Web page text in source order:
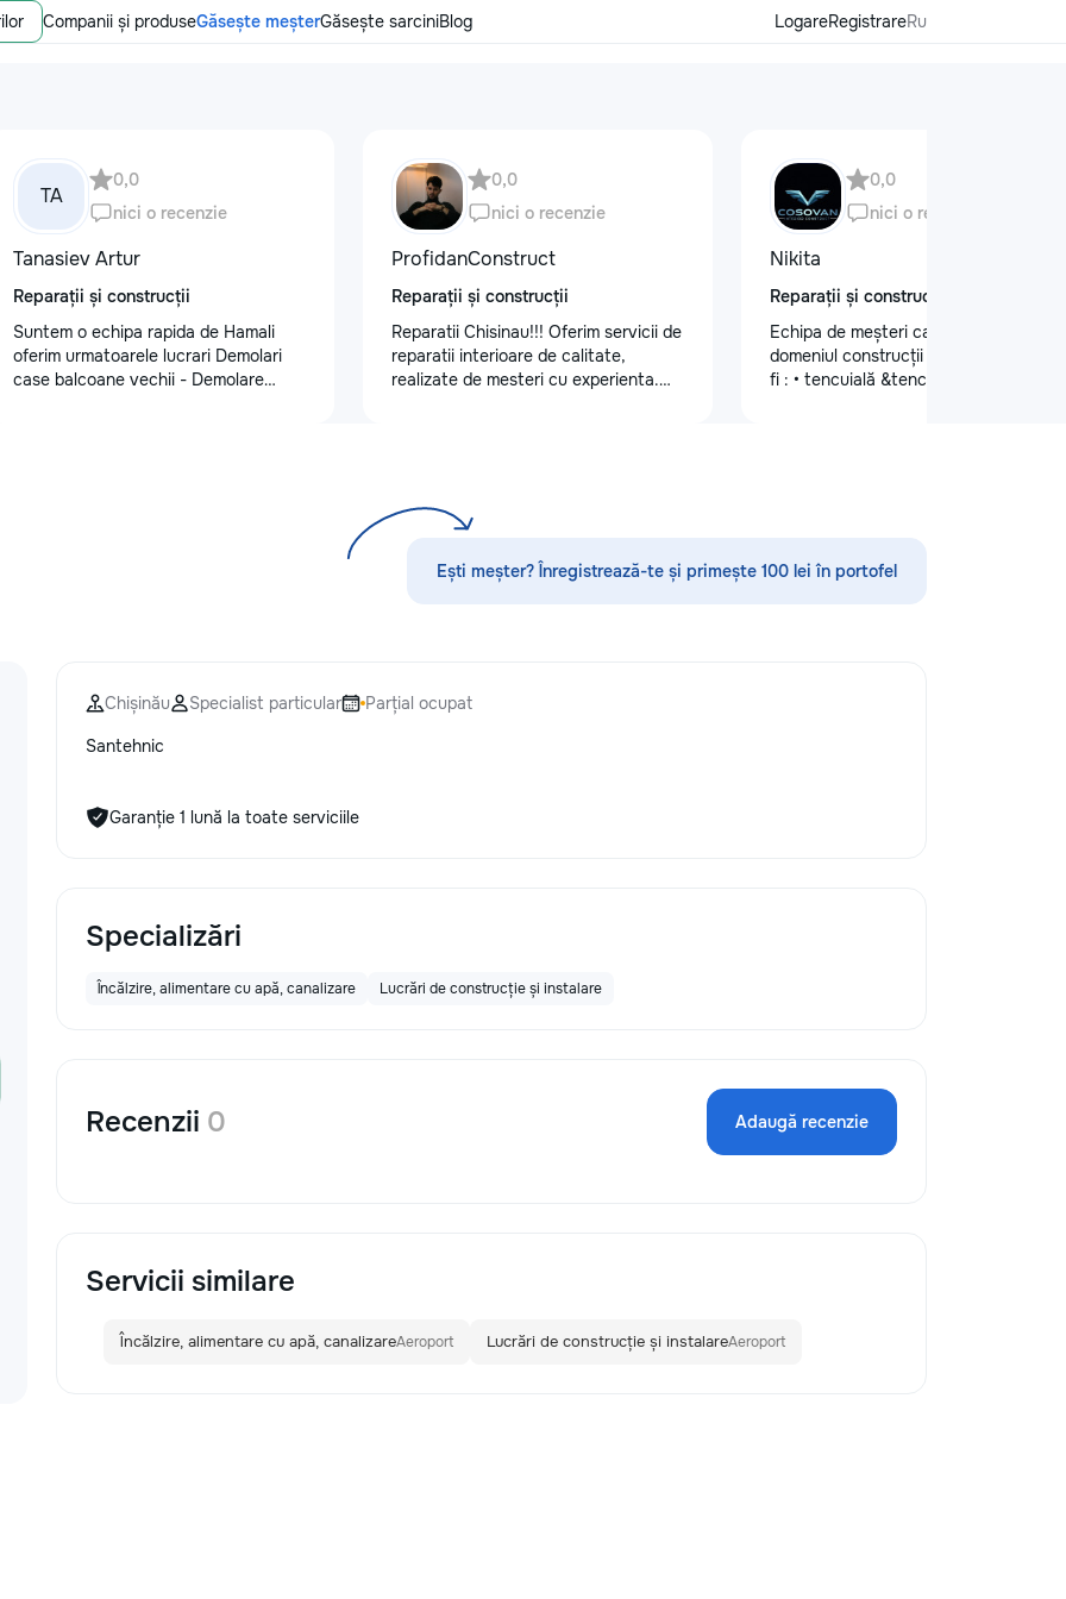
Companii și produseGăsește meșterGăsește sarciniBlog LogareRegistrareRu
TA
0,0
nici o recenzie
Tanasiev Artur
Reparații și construcții
Suntem o echipa rapida de Hamali
oferim urmatoarele lucrari Demolari
case balcoane vechii - Demolare
0,0
nici o recenzie
ProfidanConstruct
Reparații și construcții
Reparatii Chisinau!!! Oferim servicii de
reparatii interioare de calitate,
realizate de mesteri cu experienta.
0,0
nici o recenzie
Nikita
Reparații și construcții
Echipa de meșteri calificați în
domeniul construcții și finisaje cum ar
fi : • tencuială &tencuială mecanizată
Ești meșter? Înregistrează-te și primește 100 lei în portofel
Chișinău Specialist particular
Parțial ocupat
Santehnic
Garanție 1 lună la toate serviciile
Specializări
Încălzire, alimentare cu apă, canalizare Lucrări de construcție și instalare
Recenzii 0 Adaugă recenzie
Servicii similare
Încălzire, alimentare cu apă, canalizareAeroport Lucrări de construcție și instalareAeroport